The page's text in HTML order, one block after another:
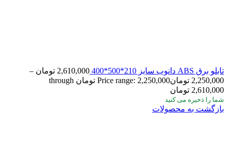
تابلو برق ABS دانوب سایز 210*500*400 2,610,000 تومان –
2,250,000 تومان
Price range: 2,250,000 تومان through
2,610,000 تومان
شما را ذخیره می کنید
بازگشت به محصولات